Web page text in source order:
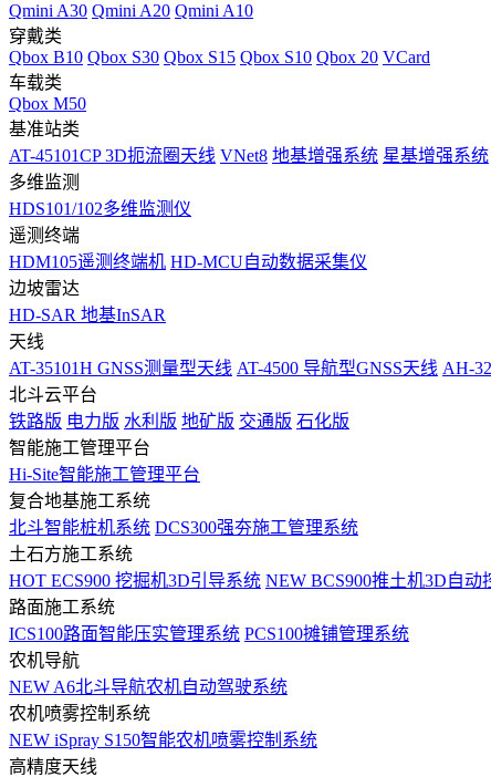
Qmini A30 Qmini A20 Qmini A10
穿戴类
Qbox B10 Qbox S30 Qbox S15 Qbox S10 Qbox 20 VCard
车载类
Qbox M50
基准站类
AT-45101CP 3D扼流圈天线 VNet8 地基增强系统 星基增强系统
多维监测
HDS101/102多维监测仪
遥测终端
HDM105遥测终端机 HD-MCU自动数据采集仪
边坡雷达
HD-SAR 地基InSAR
天线
AT-35101H GNSS测量型天线 AT-4500 导航型GNSS天线 AH-
北斗云平台
铁路版 电力版 水利版 地矿版 交通版 石化版
智能施工管理平台
Hi-Site智能施工管理平台
复合地基施工系统
北斗智能桩机系统 DCS300强夯施工管理系统
土石方施工系统
HOT ECS900 挖掘机3D引导系统 NEW BCS900推土机3D自动
路面施工系统
ICS100路面智能压实管理系统 PCS100摊铺管理系统
农机导航
NEW A6北斗导航农机自动驾驶系统
农机喷雾控制系统
NEW iSpray S150智能农机喷雾控制系统
高精度天线